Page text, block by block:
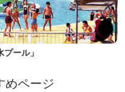
ール」
めページ